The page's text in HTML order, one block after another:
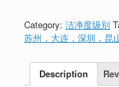
Category: 洁净度级别
苏州，大连，深圳，昆
Description